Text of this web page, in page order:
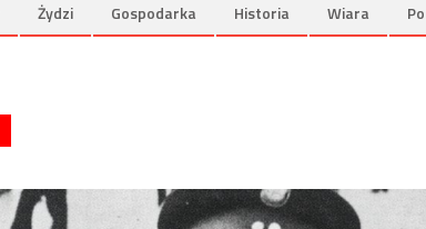
Żydzi Gospodarka Historia Wiara